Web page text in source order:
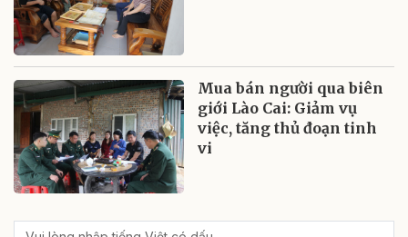
Mua bán người qua biên
giới Lào Cai: Giảm vụ
việc, tăng thủ đoạn tinh
vi